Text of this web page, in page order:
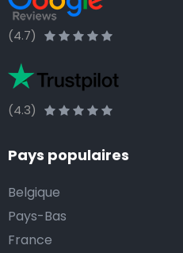
(4.7)
(4.3)
Pays populaires
Belgique
Pays-Bas
France